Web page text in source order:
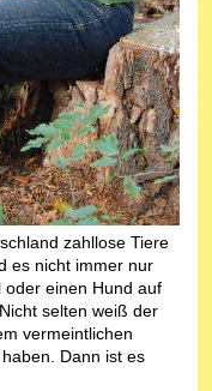
zahllose Tiere
es nicht immer nur
oder einen Hund auf
selten weiß der
vermeintlichen
Dann ist es